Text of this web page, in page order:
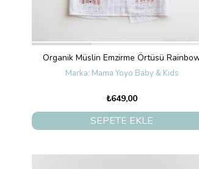
Organik Müslin Emzirme Örtüsü
Mama Yoyo Baby & Kids
₺649,00
SEPETE EKLE